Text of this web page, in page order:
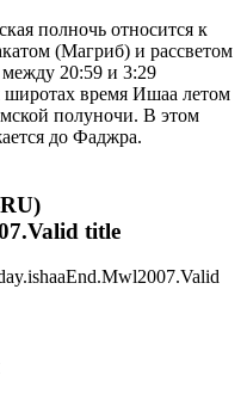
полночь относится к
(Магриб) и рассветом
20:59 и 3:29
широтах время Ишаа летом
полуночи. В этом
до Фаджра.
title